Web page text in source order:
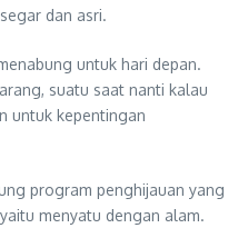
dan asri.
untuk hari depan.
suatu saat nanti kalau
untuk kepentingan
program penghijauan yang
menyatu dengan alam.